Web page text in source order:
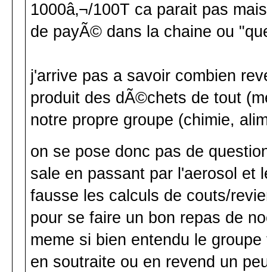
1000â‚¬/100T ca parait pas
de payÃ© dans la chaine ou
j'arrive pas a savoir combien
produit des dÃ©chets de tout
notre propre groupe (chimie,
on se pose donc pas de
sale en passant par l'aerosol et
fausse les calculs de couts/
pour se faire un bon repas de
meme si bien entendu le
en soutraite ou en revend un